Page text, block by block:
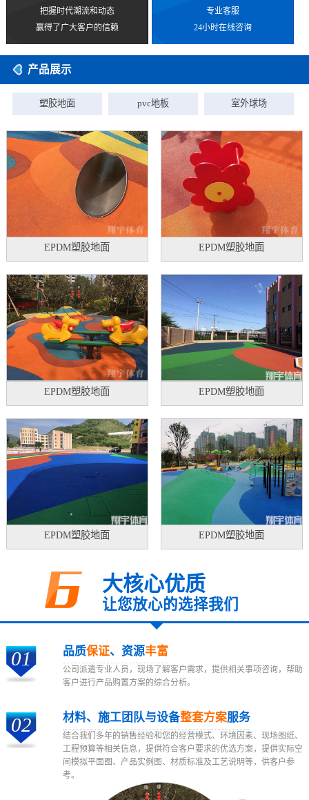
把握时代潮流和动态
赢得了广大客户的信赖
专业客服
24小时在线咨询
产品展示
塑胶地面 pvc地板 室外球场
EPDM塑胶地面 EPDM塑胶地面
EPDM塑胶地面 EPDM塑胶地面
EPDM塑胶地面 EPDM塑胶地面
大核心优质
让您放心的选择我们
01 品质保证、资源丰富
公司派遣专业人员，现场了解客户需求，提供相关事项咨询，帮助
客户进行产品购置方案的综合分析。
02 材料、施工团队与设备整套方案服务
结合我们多年的销售经验和您的经营模式、环境因素、现场图纸、
工程预算等相关信息，提供符合客户要求的优选方案，提供实际空
间模拟平面图、产品实例图、材质标准及工艺说明等，供客户参
考。